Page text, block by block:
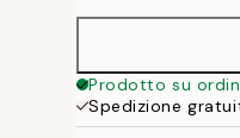
Prodotto su
Spedizione